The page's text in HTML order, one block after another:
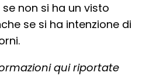
non si ha un visto
se si ha intenzione di
qui riportate